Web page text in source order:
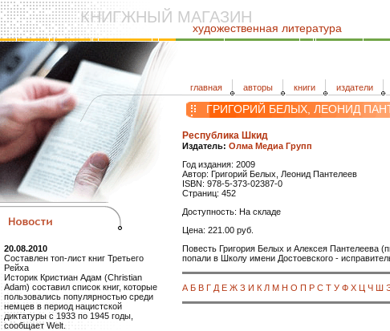
КНИГЖНЫЙ МАГАЗИН
художественная литература
главная авторы книги издатели
20.08.2010
Составлен топ-лист книг Третьего
Рейха
Историк Кристиан Адам (Christian
Adam) составил список книг, которые
пользовались популярностью среди
немцев в период нацистской
диктатуры с 1933 по 1945 годы,
сообщает Welt.
ГРИГОРИЙ БЕЛЫХ, ЛЕОНИД
Республика Шкид
Издатель: Олма Медиа Групп
Год издания: 2009
Автор: Григорий Белых, Леонид Пантелеев
ISBN: 978-5-373-02387-0
Страниц: 452
Доступность: На складе
Цена: 221.00 руб.
Повесть Григория Белых и Алексея Пантелеева
попали в Школу имени Достоевского -
А Б В Г Д Е Ж З И К Л М Н О П Р С Т У Ф Х Ц Ч Ш